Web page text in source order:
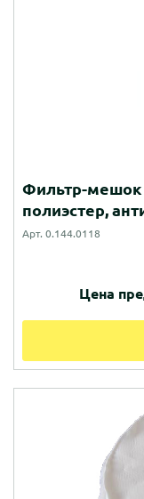
Фильтр-мешок
полиэстер,
Арт. 0.144.0118
Цена